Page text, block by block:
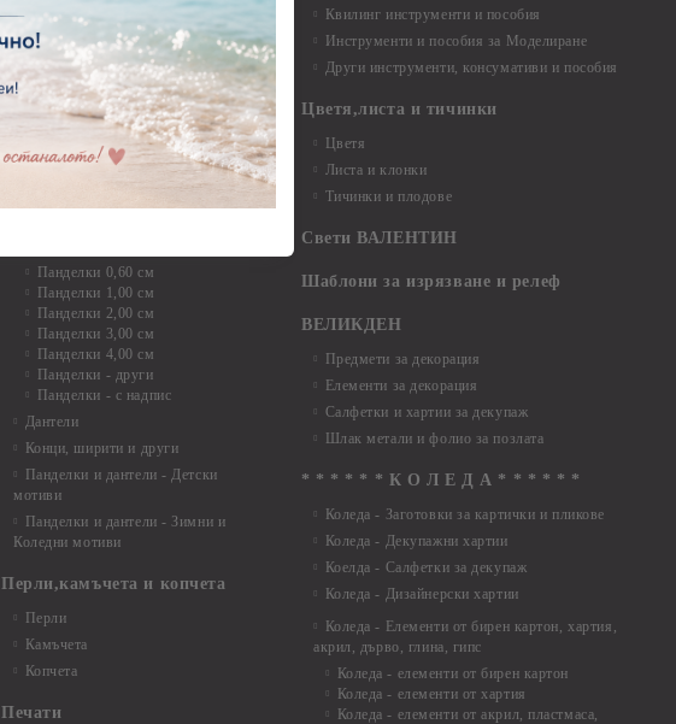
Моливи, маркери, химикали,
пастели и восъци
Восъци
Маркери, флумастери, химикали
Панделки, дантели и други
Панделки 0,60 см
Панделки 1,00 см
Панделки 2,00 см
Панделки 3,00 см
Панделки 4,00 см
Панделки - други
Панделки - с надпис
Дантели
Конци, ширити и други
Панделки и дантели - Детски
мотиви
Панделки и дантели - Зимни и
Коледни мотиви
Перли,камъчета и копчета
Перли
Камъчета
Копчета
Печати
Квилинг инструменти и пособия
Инструменти и пособия за Моделиране
Други инструменти, консумативи и пособия
Цветя,листа и тичинки
Цветя
Листа и клонки
Тичинки и плодове
Свети ВАЛЕНТИН
Шаблони за изрязване и релеф
ВЕЛИКДЕН
Предмети за декорация
Елементи за декорация
Салфетки и хартии за декупаж
Шлак метали и фолио за позлата
* * * * * * К О Л Е Д А * * * * * *
Коледа - Заготовки за картички и пликове
Коледа - Декупажни хартии
Коелда - Салфетки за декупаж
Коледа - Дизайнерски хартии
Коледа - Eлементи от бирен картон, хартия,
акрил, дърво, глина, гипс
Коледа - елементи от бирен картон
Коледа - елементи от хартия
Коледа - елементи от акрил, пластмаса,